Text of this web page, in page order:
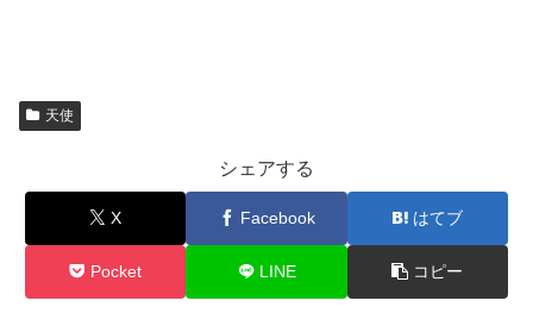
天使
シェアする
X Facebook はてブ
Pocket LINE コピー